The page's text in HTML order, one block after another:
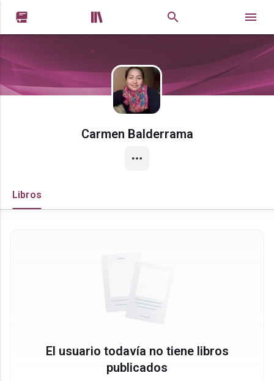
 
Carmen Balderrama
Libros
El usuario todavía no tiene libros
publicados